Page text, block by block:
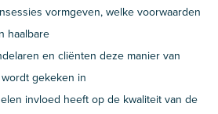
vormgeven, welke voorwaarden
haalbare
en cliënten deze manier van
gekeken in
invloed heeft op de kwaliteit van de